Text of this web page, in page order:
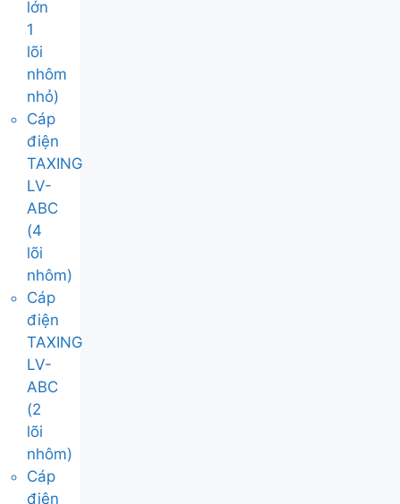
lớn
1
lõi
nhôm
nhỏ)
Cáp
điện
TAXING
LV-
ABC
(4
lõi
nhôm)
Cáp
điện
TAXING
LV-
ABC
(2
lõi
nhôm)
Cáp
điện